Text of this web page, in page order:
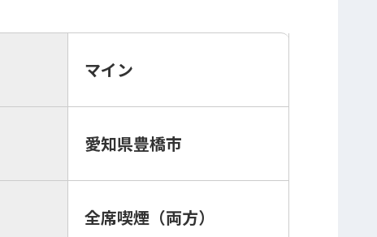
マイン
愛知県豊橋市
全席喫煙（両方）